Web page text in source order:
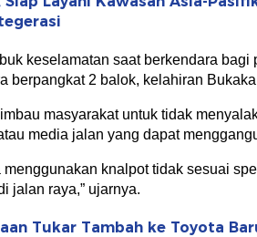
keselamatan saat berkendara bagi
berpangkat 2 balok, kelahiran
masyarakat untuk tidak
media jalan yang dapat
menggunakan knalpot tidak sesuai
jalan raya,” ujarnya.
Tukar Tambah ke Toyota